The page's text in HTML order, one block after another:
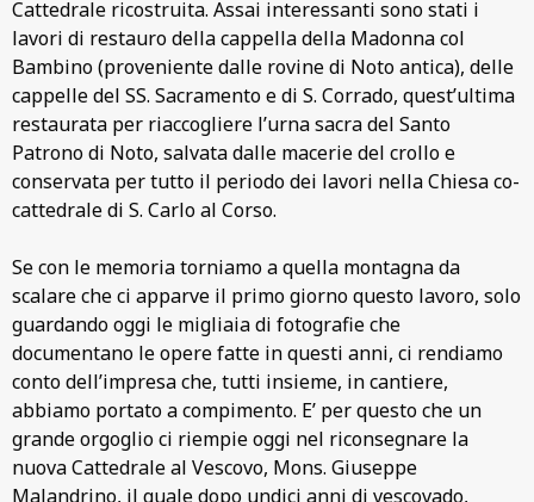
Cattedrale ricostruita. Assai interessanti sono stati i
lavori di restauro della cappella della Madonna col
Bambino (proveniente dalle rovine di Noto antica), delle
cappelle del SS. Sacramento e di S. Corrado, quest’ultima
restaurata per riaccogliere l’urna sacra del Santo
Patrono di Noto, salvata dalle macerie del crollo e
conservata per tutto il periodo dei lavori nella Chiesa co-
cattedrale di S. Carlo al Corso.
Se con le memoria torniamo a quella montagna da
scalare che ci apparve il primo giorno questo lavoro, solo
guardando oggi le migliaia di fotografie che
documentano le opere fatte in questi anni, ci rendiamo
conto dell’impresa che, tutti insieme, in cantiere,
abbiamo portato a compimento. E’ per questo che un
grande orgoglio ci riempie oggi nel riconsegnare la
nuova Cattedrale al Vescovo, Mons. Giuseppe
Malandrino, il quale dopo undici anni di vescovado,